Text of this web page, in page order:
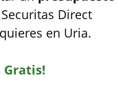
Direct
en Uria.
Gratis!